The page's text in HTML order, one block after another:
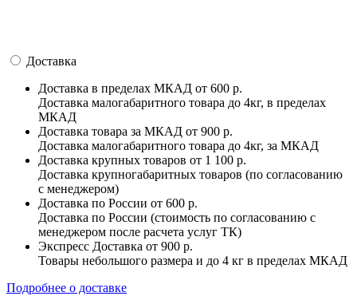
Доставка
Доставка в пределах МКАД от 600 р.
Доставка малогабаритного товара до 4кг, в пределах
МКАД
Доставка товара за МКАД от 900 р.
Доставка малогабаритного товара до 4кг, за МКАД
Доставка крупных товаров от 1 100 р.
Доставка крупногабаритных товаров (по согласованию
с менеджером)
Доставка по России от 600 р.
Доставка по России (стоимость по согласованию с
менеджером после расчета услуг ТК)
Экспресс Доставка от 900 р.
Товары небольшого размера и до 4 кг в пределах МКАД
Подробнее о доставке